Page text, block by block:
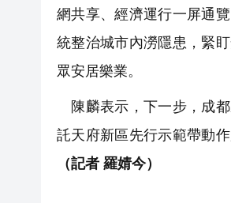
網共享、經濟運行一屏通
統整治城市內澇隱患，緊
眾安居樂業。
陳麟表示，下一步，成
託天府新區先行示範帶動
（記者 羅婧今）